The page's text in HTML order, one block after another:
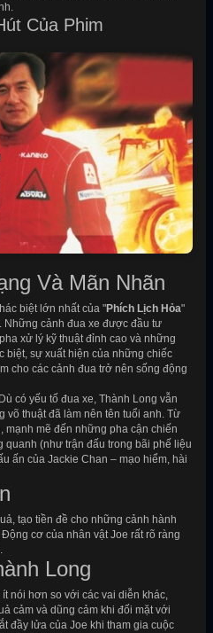
Của Phim
Và Mãn Nhãn
biệt lớn nhất của "Phích Lịch Hỏa"
Những cảnh đua xe được đầu tư
xử lý kỹ thuật đỉnh cao và những
biệt, sự xuất hiện của những chiếc
cho các cảnh đua trở nên sống động
Dù có yếu tố đua xe, Thành Long vẫn
võ thuật đã làm nên tên tuổi anh. Từ
mạnh mẽ đến những pha cận chiến
(như trận đấu trong bãi phế liệu
ấn của Jackie Chan – mạo hiểm, hài
tạo tiền đề cho những cảnh hành
cơ của nhân vật Joe rất rõ ràng
Long
nói hơn so với các vai diễn khác,
cảm và dũng cảm khi đối mặt với
đầy lửa của Joe khi tham gia cuộc